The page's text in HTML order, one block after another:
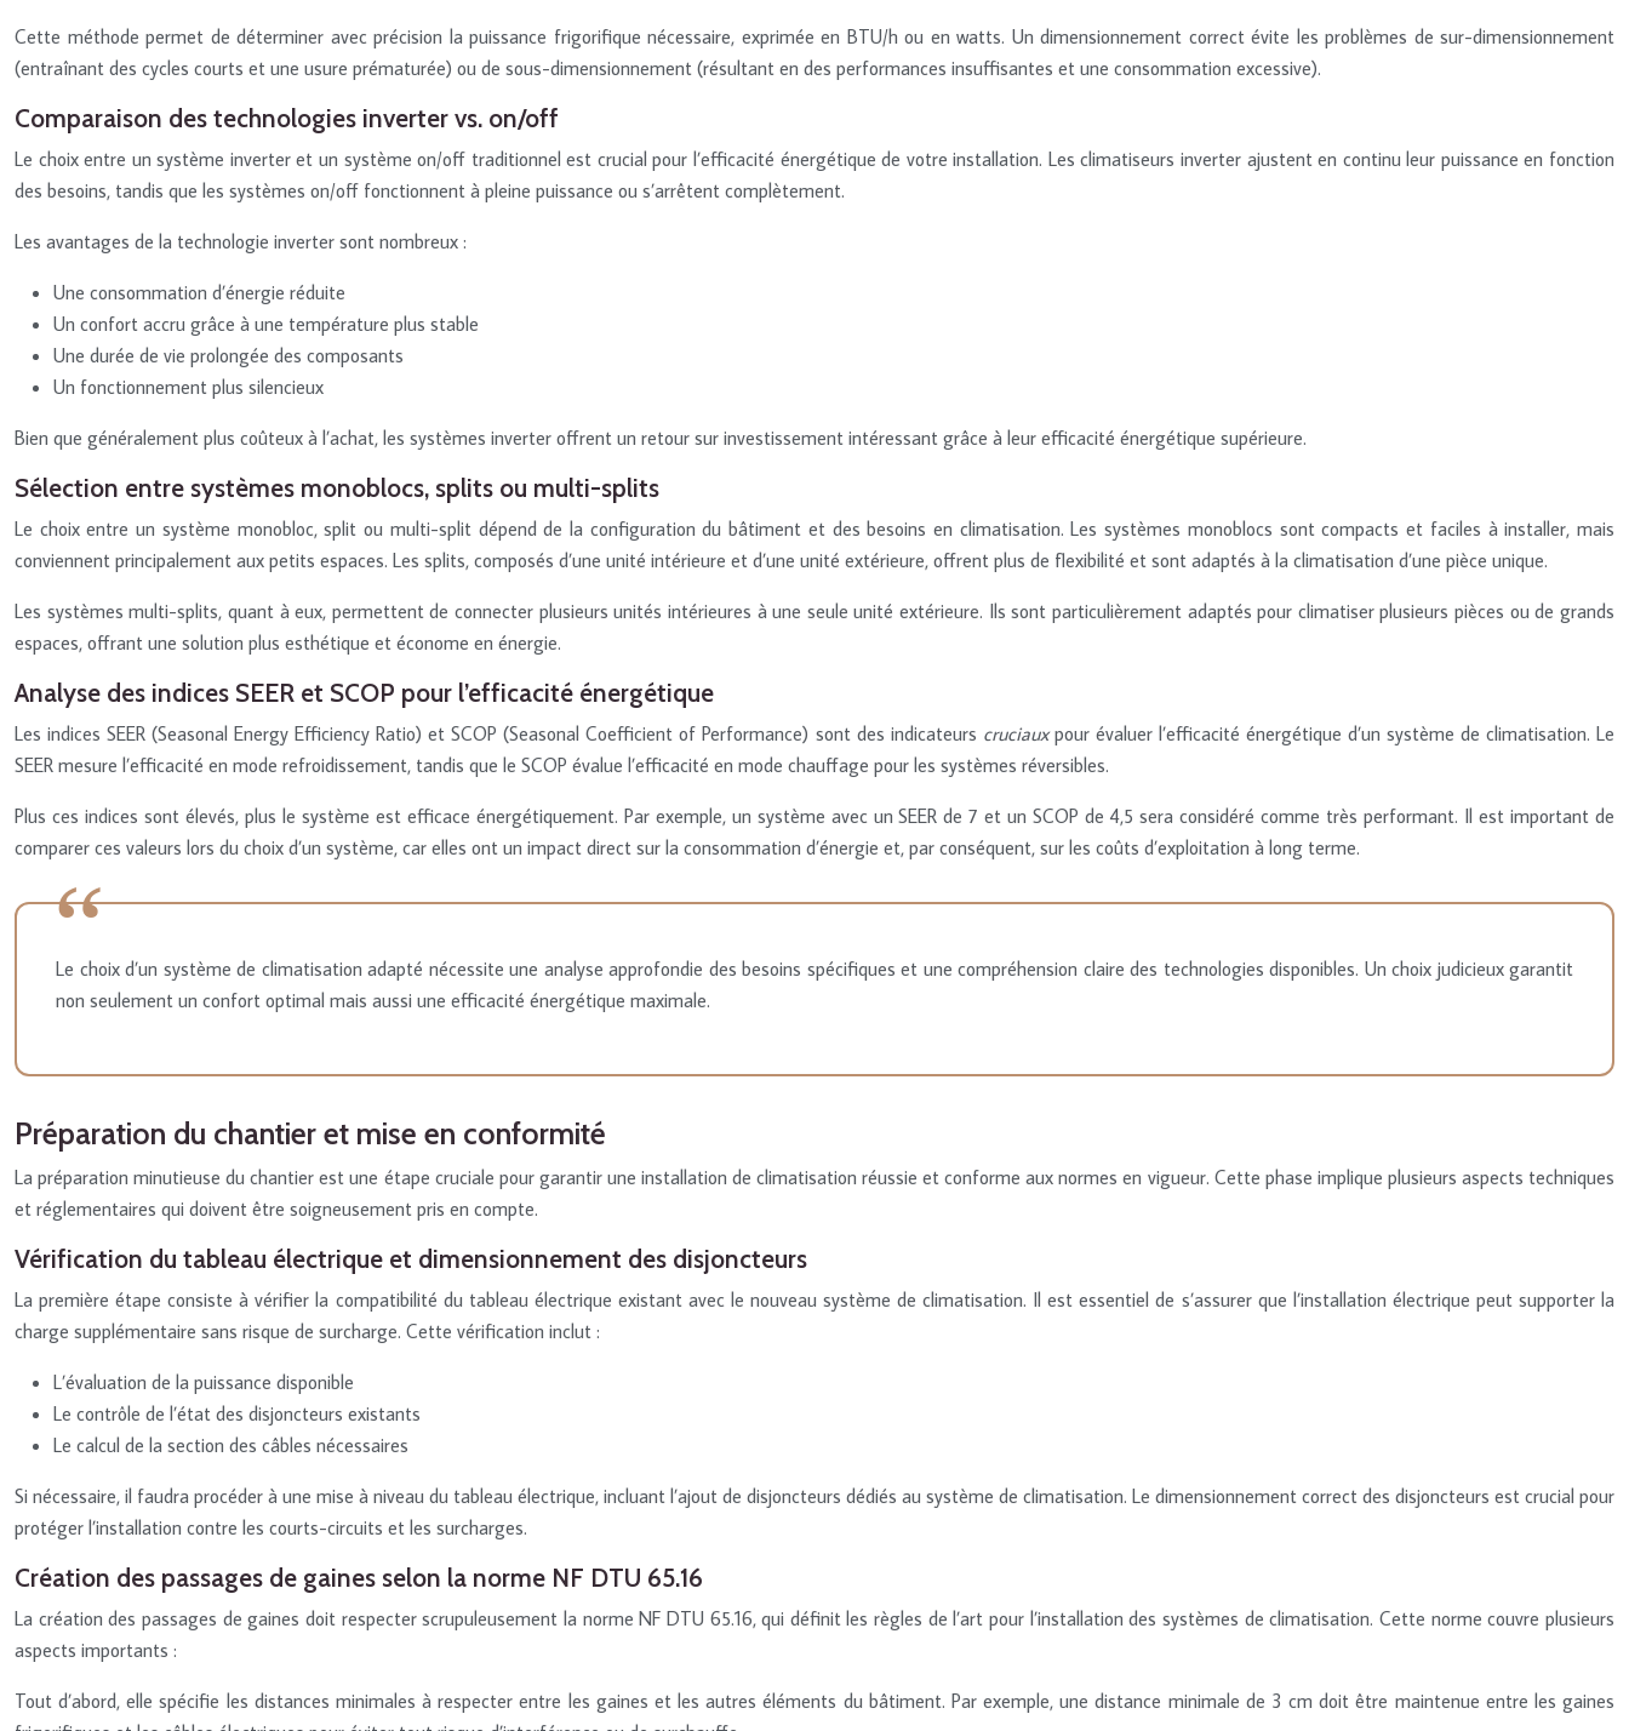
Cette méthode permet de déterminer avec précision la puissance frigorifique nécessaire, exprimée en BTU/h ou en watts. Un dimensionnement correct évite les problèmes de sur-dimensionnement
(entraînant des cycles courts et une usure prématurée) ou de sous-dimensionnement (résultant en des performances insuffisantes et une consommation excessive).
Comparaison des technologies inverter vs. on/off
Le choix entre un système inverter et un système on/off traditionnel est crucial pour l’efficacité énergétique de votre installation. Les climatiseurs inverter ajustent en continu leur puissance en fonction
des besoins, tandis que les systèmes on/off fonctionnent à pleine puissance ou s’arrêtent complètement.
Les avantages de la technologie inverter sont nombreux :
Une consommation d’énergie réduite
Un confort accru grâce à une température plus stable
Une durée de vie prolongée des composants
Un fonctionnement plus silencieux
Bien que généralement plus coûteux à l’achat, les systèmes inverter offrent un retour sur investissement intéressant grâce à leur efficacité énergétique supérieure.
Sélection entre systèmes monoblocs, splits ou multi-splits
Le choix entre un système monobloc, split ou multi-split dépend de la configuration du bâtiment et des besoins en climatisation. Les systèmes monoblocs sont compacts et faciles à installer, mais
conviennent principalement aux petits espaces. Les splits, composés d’une unité intérieure et d’une unité extérieure, offrent plus de flexibilité et sont adaptés à la climatisation d’une pièce unique.
Les systèmes multi-splits, quant à eux, permettent de connecter plusieurs unités intérieures à une seule unité extérieure. Ils sont particulièrement adaptés pour climatiser plusieurs pièces ou de grands
espaces, offrant une solution plus esthétique et économe en énergie.
Analyse des indices SEER et SCOP pour l’efficacité énergétique
Les indices SEER (Seasonal Energy Efficiency Ratio) et SCOP (Seasonal Coefficient of Performance) sont des indicateurs cruciauxpour évaluer l’efficacité énergétique d’un système de climatisation. Le
SEER mesure l’efficacité en mode refroidissement, tandis que le SCOP évalue l’efficacité en mode chauffage pour les systèmes réversibles.
Plus ces indices sont élevés, plus le système est efficace énergétiquement. Par exemple, un système avec un SEER de 7 et un SCOP de 4,5 sera considéré comme très performant. Il est important de
comparer ces valeurs lors du choix d’un système, car elles ont un impact direct sur la consommation d’énergie et, par conséquent, sur les coûts d’exploitation à long terme.
Le choix d’un système de climatisation adapté nécessite une analyse approfondie des besoins spécifiques et une compréhension claire des technologies disponibles. Un choix judicieux garantit
non seulement un confort optimal mais aussi une efficacité énergétique maximale.
Préparation du chantier et mise en conformité
La préparation minutieuse du chantier est une étape cruciale pour garantir une installation de climatisation réussie et conforme aux normes en vigueur. Cette phase implique plusieurs aspects techniques
et réglementaires qui doivent être soigneusement pris en compte.
Vérification du tableau électrique et dimensionnement des disjoncteurs
La première étape consiste à vérifier la compatibilité du tableau électrique existant avec le nouveau système de climatisation. Il est essentiel de s’assurer que l’installation électrique peut supporter la
charge supplémentaire sans risque de surcharge. Cette vérification inclut :
L’évaluation de la puissance disponible
Le contrôle de l’état des disjoncteurs existants
Le calcul de la section des câbles nécessaires
Si nécessaire, il faudra procéder à une mise à niveau du tableau électrique, incluant l’ajout de disjoncteurs dédiés au système de climatisation. Le dimensionnement correct des disjoncteurs est crucial pour
protéger l’installation contre les courts-circuits et les surcharges.
Création des passages de gaines selon la norme NF DTU 65.16
La création des passages de gaines doit respecter scrupuleusement la norme NF DTU 65.16, qui définit les règles de l’art pour l’installation des systèmes de climatisation. Cette norme couvre plusieurs
aspects importants :
Tout d’abord, elle spécifie les distances minimales à respecter entre les gaines et les autres éléments du bâtiment. Par exemple, une distance minimale de 3 cm doit être maintenue entre les gaines